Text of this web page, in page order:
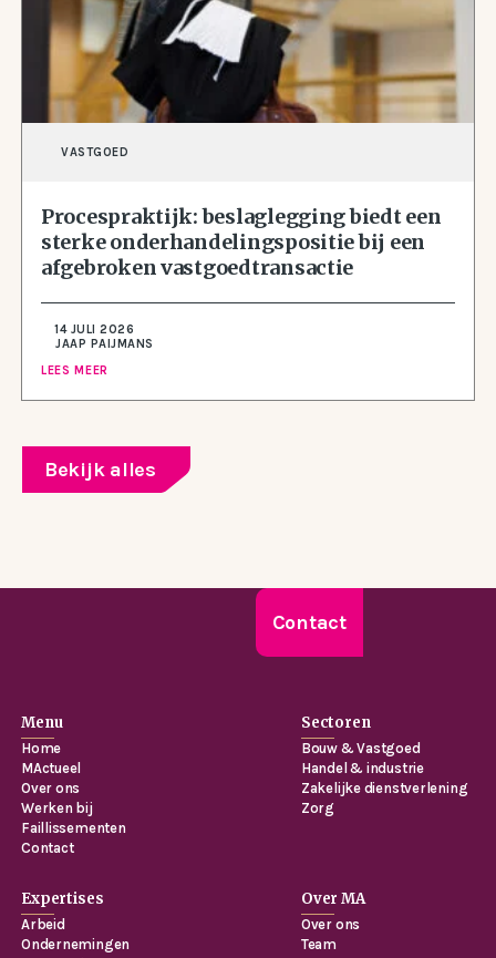
VASTGOED
Procespraktijk: beslaglegging biedt een
sterke onderhandelingspositie bij een
afgebroken vastgoedtransactie
14 JULI 2026
JAAP PAIJMANS
LEES MEER
Bekijk alles
Contact
Menu
Home
MActueel
Over ons
Werken bij
Faillissementen
Contact
Sectoren
Bouw & Vastgoed
Handel & industrie
Zakelijke dienstverlening
Zorg
Expertises
Arbeid
Ondernemingen
Over MA
Over ons
Team